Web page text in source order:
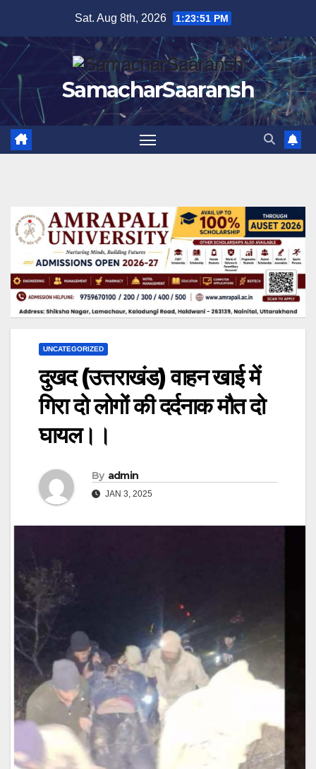
content
Sat. Aug 8th, 2026 1:23:52 PM
SamacharSaaransh
UNCATEGORIZED
दुखद (उत्तराखंड) वाहन खाई में
गिरा दो लोगों की दर्दनाक मौत दो
घायल।।
By admin
JAN 3, 2025